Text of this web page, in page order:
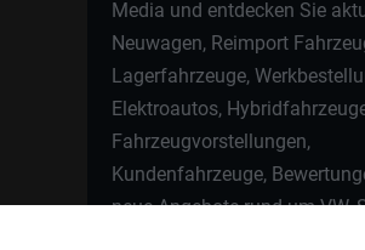
Media und entdecken Sie
Neuwagen, Reimport
Lagerfahrzeuge,
Elektroautos,
Fahrzeugvorstellungen,
Kundenfahrzeuge,
neue Angebote rund um VW,